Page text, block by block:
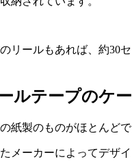
リールもあれば、約30
ルテープのケ
紙製のものがほとんどで
メーカーによってデザイ